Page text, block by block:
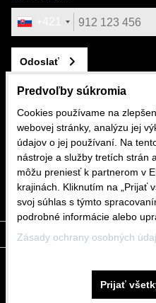
Odoslať
KONTAKTUJTE NÁS
+421 911 562 282
shop@mdslovakia.sk
Predvoľby súkromia
Cookies používame na
webovej stránky, analýzu jej
údajov o jej používaní. Na
nástroje a služby tretích strán
môžu preniesť k partnerom v
krajinách. Kliknutím na „Prijať
svoj súhlas s týmto
podrobné informácie alebo
Zásady ochrany osobných
Prijať